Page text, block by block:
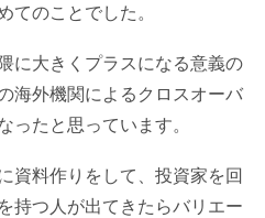
てのことでした。
に大きくプラスになる意義の
海外機関によるクロスオーバ
ったと思っています。
資料作りをして、投資家を回
持つ人が出てきたらバリエー